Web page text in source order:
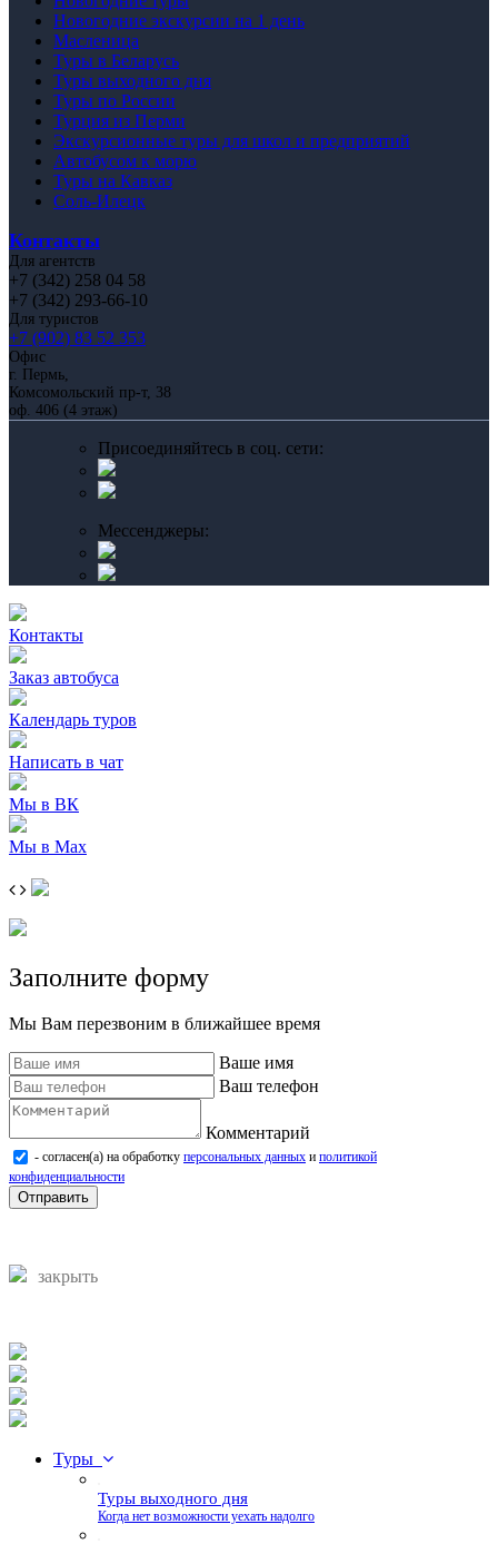
Новогодние экскурсии на 1 день
Масленица
Туры в Беларусь
Туры выходного дня
Туры по России
Турция из Перми
Экскурсионные туры для школ и предприятий
Автобусом к морю
Туры на Кавказ
Соль-Илецк
Контакты
Для агентств
+7 (342) 258 04 58
+7 (342) 293-66-10
Для туристов
+7 (902) 83 52 353
Офис
г. Пермь,
Комсомольский пр-т, 38
оф. 406 (4 этаж)
Присоединяйтесь в соц. сети:
Мессенджеры:
Контакты
Заказ автобуса
Календарь туров
Написать в чат
Мы в ВК
Мы в Max
Заполните форму
Мы Вам перезвоним в ближайшее время
Ваше имя
Ваш телефон
Комментарий
- согласен(а) на обработку персональных данных и политикой
конфиденциальности
Отправить
закрыть
Туры
Туры выходного дня
Когда нет возможности уехать надолго